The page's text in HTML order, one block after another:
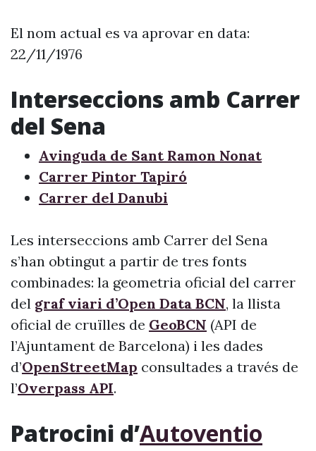
El nom actual es va aprovar en data:
22/11/1976
Interseccions amb Carrer
del Sena
Avinguda de Sant Ramon Nonat
Carrer Pintor Tapiró
Carrer del Danubi
Les interseccions amb Carrer del Sena
s’han obtingut a partir de tres fonts
combinades: la geometria oficial del carrer
del graf viari d’Open Data BCN, la llista
oficial de cruïlles de GeoBCN (API de
l’Ajuntament de Barcelona) i les dades
d’OpenStreetMap consultades a través de
l’Overpass API.
Patrocini d’Autoventio